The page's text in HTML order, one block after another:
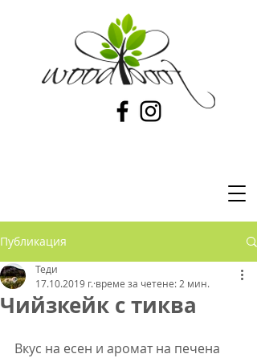
Публикация
Чийзкейк с тиква
Теди
17.10.2019 г. време за четене: 2 мин.
Вкус на есен и аромат на печена